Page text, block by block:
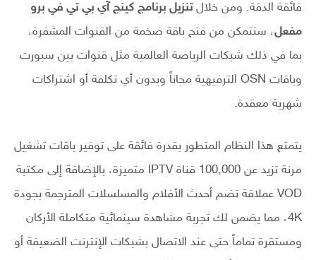
فائقة الدقة. ومن خلالتنزيل برنامج كينج آي بي تي في برو
مفعل، ستتمكن من فتح باقة ضخمة من القنوات المشفرة،
بما في ذلك شبكات الرياضة العالمية مثل قنوات بين سبورت
وباقات OSN الترفيهية مجاناً وبدون أي تكلفة أو اشتراكات
شهرية معقدة.
يتمتع هذا النظام المتطور بقدرة فائقة على توفير باقات تشغيل
مرنة تزيد عن 100,000 قناة IPTV متميزة، بالإضافة إلى مكتبة
VOD عملاقة تضم أحدث الأفلام والمسلسلات المترجمة بجودة
4K، مما يضمن لك تجربة مشاهدة سينمائية متكاملة الأركان
ومستقرة تماماً حتى عند الاتصال بشبكات الإنترنت الضعيفة أو